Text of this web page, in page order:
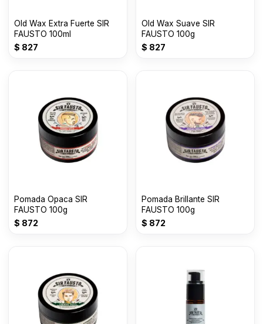
Old Wax Extra Fuerte SIR
FAUSTO 100ml
$ 827
Old Wax Suave SIR
FAUSTO 100g
$ 827
Pomada Opaca SIR
FAUSTO 100g
$ 872
Pomada Brillante SIR
FAUSTO 100g
$ 872